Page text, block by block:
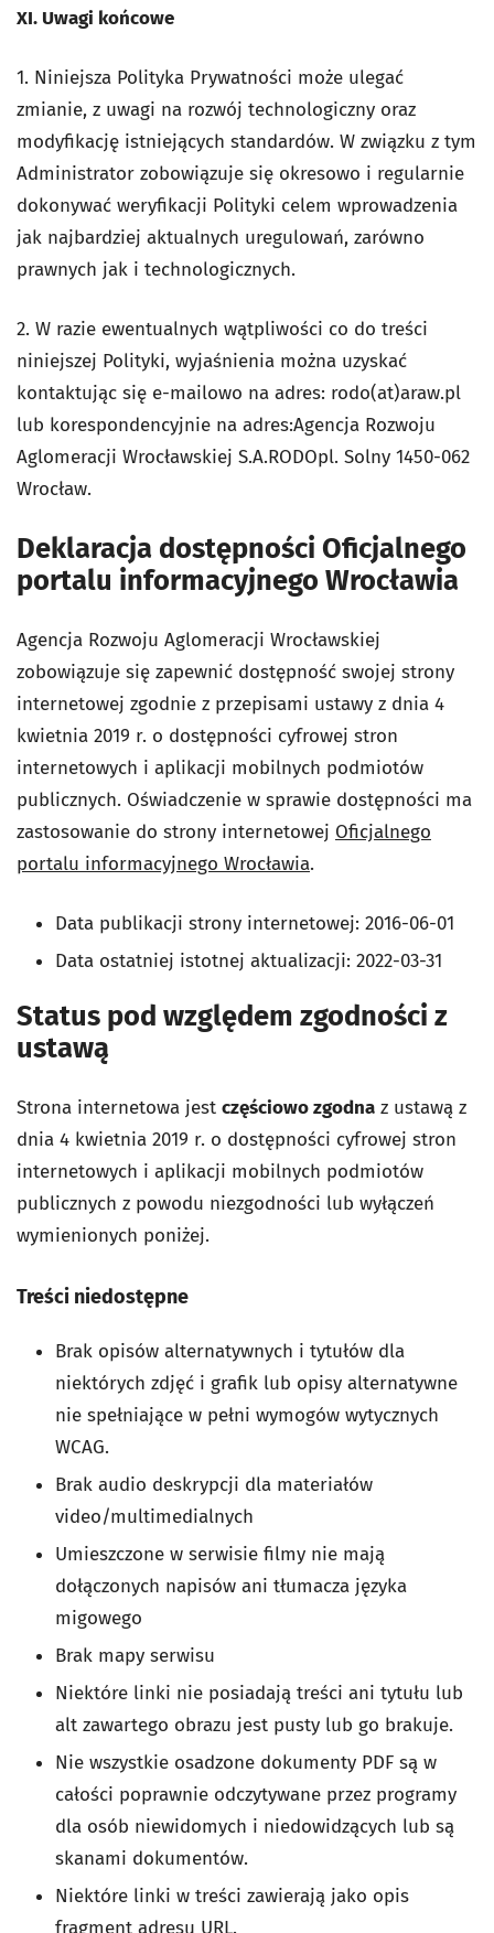
XI. Uwagi końcowe
1. Niniejsza Polityka Prywatności może ulegać
zmianie, z uwagi na rozwój technologiczny oraz
modyfikację istniejących standardów. W związku z tym
Administrator zobowiązuje się okresowo i regularnie
dokonywać weryfikacji Polityki celem wprowadzenia
jak najbardziej aktualnych uregulowań, zarówno
prawnych jak i technologicznych.
2. W razie ewentualnych wątpliwości co do treści
niniejszej Polityki, wyjaśnienia można uzyskać
kontaktując się e-mailowo na adres: rodo(at)araw.pl
lub korespondencyjnie na adres:Agencja Rozwoju
Aglomeracji Wrocławskiej S.A.RODOpl. Solny 1450-062
Wrocław.
Deklaracja dostępności Oficjalnego
portalu informacyjnego Wrocławia
Agencja Rozwoju Aglomeracji Wrocławskiej
zobowiązuje się zapewnić dostępność swojej strony
internetowej zgodnie z przepisami ustawy z dnia 4
kwietnia 2019 r. o dostępności cyfrowej stron
internetowych i aplikacji mobilnych podmiotów
publicznych. Oświadczenie w sprawie dostępności ma
zastosowanie do strony internetowej Oficjalnego
portalu informacyjnego Wrocławia.
Data publikacji strony internetowej: 2016-06-01
Data ostatniej istotnej aktualizacji: 2022-03-31
Status pod względem zgodności z
ustawą
Strona internetowa jest częściowo zgodna z ustawą z
dnia 4 kwietnia 2019 r. o dostępności cyfrowej stron
internetowych i aplikacji mobilnych podmiotów
publicznych z powodu niezgodności lub wyłączeń
wymienionych poniżej.
Treści niedostępne
Brak opisów alternatywnych i tytułów dla
niektórych zdjęć i grafik lub opisy alternatywne
nie spełniające w pełni wymogów wytycznych
WCAG.
Brak audio deskrypcji dla materiałów
video/multimedialnych
Umieszczone w serwisie filmy nie mają
dołączonych napisów ani tłumacza języka
migowego
Brak mapy serwisu
Niektóre linki nie posiadają treści ani tytułu lub
alt zawartego obrazu jest pusty lub go brakuje.
Nie wszystkie osadzone dokumenty PDF są w
całości poprawnie odczytywane przez programy
dla osób niewidomych i niedowidzących lub są
skanami dokumentów.
Niektóre linki w treści zawierają jako opis
fragment adresu URL.